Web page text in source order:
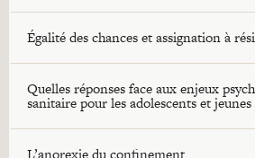
Égalité des chances et assignation à
Quelles réponses face aux enjeux
sanitaire pour les adolescents et jeunes
L’anorexie du confinement